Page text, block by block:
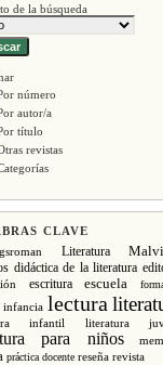
de la búsqueda
número
autor/a
título
revistas
CLAVE
Literatura
didáctica de la literatura
escritura escuela
infancia lectura
infantil literatura
para niños
práctica docente reseña revista